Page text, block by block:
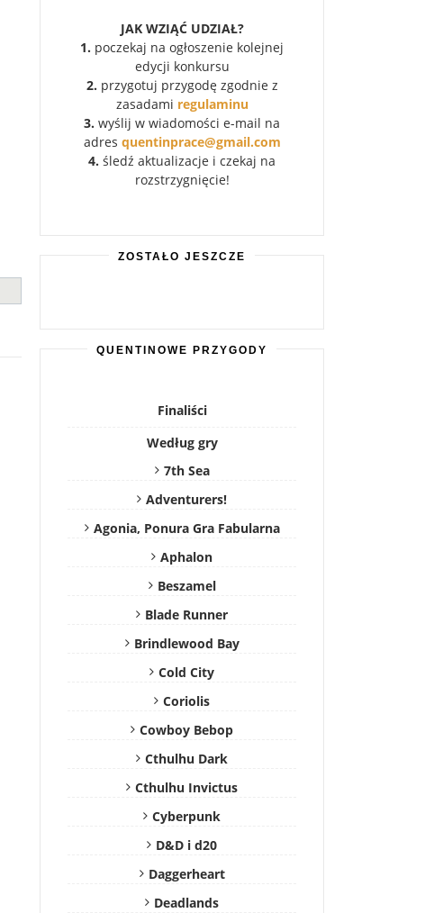
JAK WZIĄĆ UDZIAŁ?
1. poczekaj na ogłoszenie kolejnej
edycji konkursu
2. przygotuj przygodę zgodnie z
zasadami regulaminu
3. wyślij w wiadomości e-mail na
adres quentinprace@gmail.com
4. śledź aktualizacje i czekaj na
rozstrzygnięcie!
ZOSTAŁO JESZCZE
QUENTINOWE PRZYGODY
Finaliści
Według gry
7th Sea
Adventurers!
Agonia, Ponura Gra Fabularna
Aphalon
Beszamel
Blade Runner
Brindlewood Bay
Cold City
Coriolis
Cowboy Bebop
Cthulhu Dark
Cthulhu Invictus
Cyberpunk
D&D i d20
Daggerheart
Deadlands